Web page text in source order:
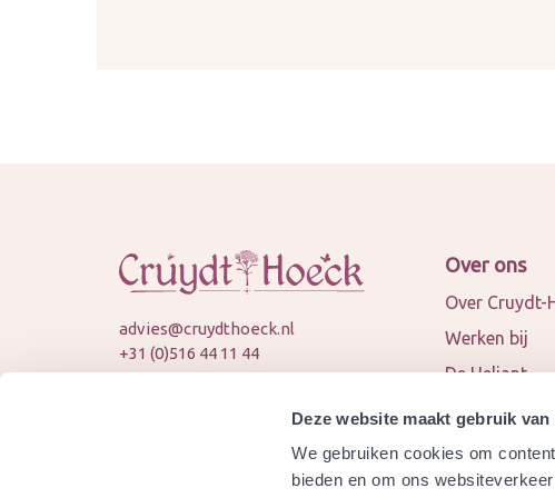
Deze website maakt gebruik van
We gebruiken cookies om
bieden en om ons
advies@cruydthoeck.nl
+31 (0)516 44 11 44
Over ons
Over Cruydt-
Werken bij
De Heliant
Nieuws en
Contact